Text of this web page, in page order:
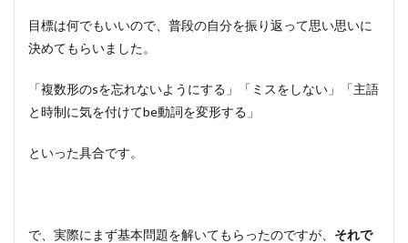
目標は何でもいいので、普段の自分を振り返って思い思いに
決めてもらいました。
「複数形のsを忘れないようにする」「ミスをしない」「主語
と時制に気を付けてbe動詞を変形する」
といった具合です。
で、実際にまず基本問題を解いてもらったのですが、
それで